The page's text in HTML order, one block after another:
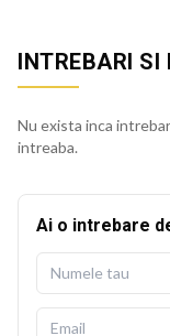
INTREBARI SI
Nu exista inca
intreaba.
Ai o intrebare